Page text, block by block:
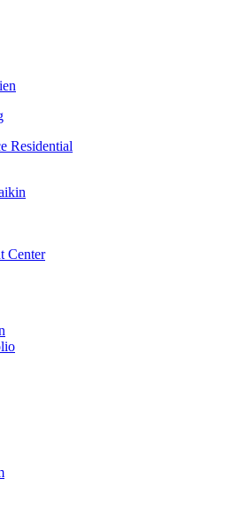
Residential
Center